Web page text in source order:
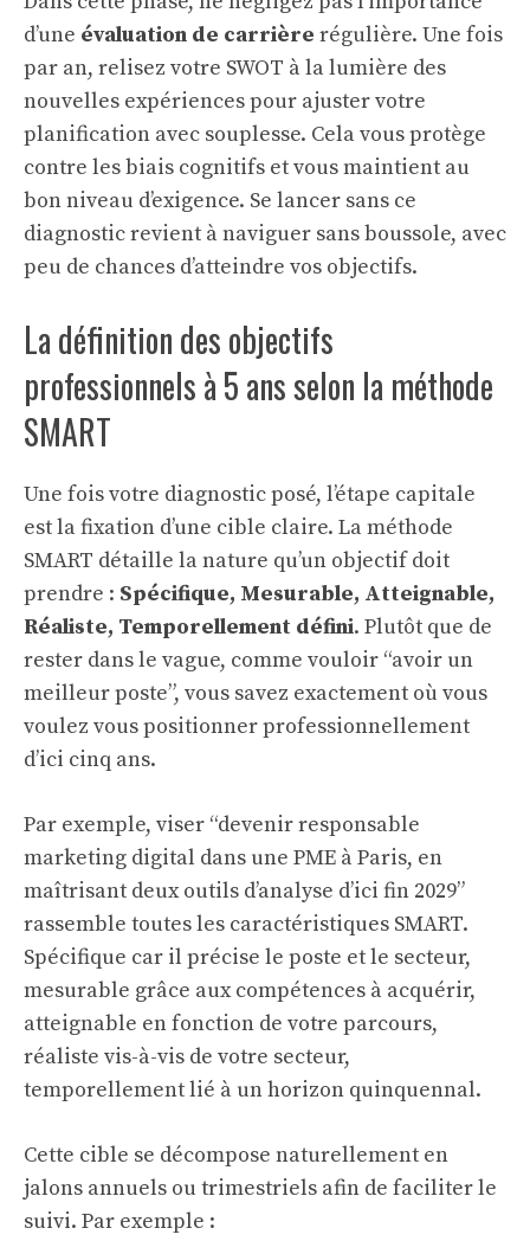
d’une évaluation de carrière régulière. Une fois
par an, relisez votre SWOT à la lumière des
nouvelles expériences pour ajuster votre
planification avec souplesse. Cela vous protège
contre les biais cognitifs et vous maintient au
bon niveau d’exigence. Se lancer sans ce
diagnostic revient à naviguer sans boussole, avec
peu de chances d’atteindre vos objectifs.
La définition des objectifs
professionnels à 5 ans selon la méthode
SMART
Une fois votre diagnostic posé, l’étape capitale
est la fixation d’une cible claire. La méthode
SMART détaille la nature qu’un objectif doit
prendre : Spécifique, Mesurable, Atteignable,
Réaliste, Temporellement défini. Plutôt que de
rester dans le vague, comme vouloir “avoir un
meilleur poste”, vous savez exactement où vous
voulez vous positionner professionnellement
d’ici cinq ans.
Par exemple, viser “devenir responsable
marketing digital dans une PME à Paris, en
maîtrisant deux outils d’analyse d’ici fin 2029”
rassemble toutes les caractéristiques SMART.
Spécifique car il précise le poste et le secteur,
mesurable grâce aux compétences à acquérir,
atteignable en fonction de votre parcours,
réaliste vis-à-vis de votre secteur,
temporellement lié à un horizon quinquennal.
Cette cible se décompose naturellement en
jalons annuels ou trimestriels afin de faciliter le
suivi. Par exemple :